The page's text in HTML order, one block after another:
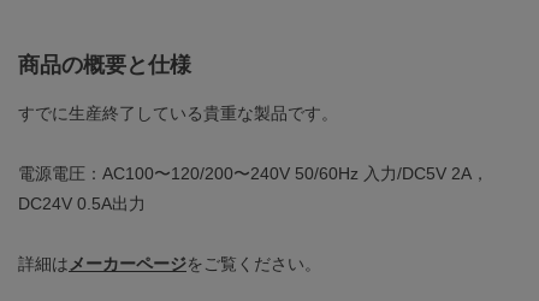
商品の概要と仕様
すでに生産終了している貴重な製品です。
電源電圧：AC100〜120/200〜240V 50/60Hz 入力/DC5V 2A，
DC24V 0.5A出力
詳細はメーカーページをご覧ください。